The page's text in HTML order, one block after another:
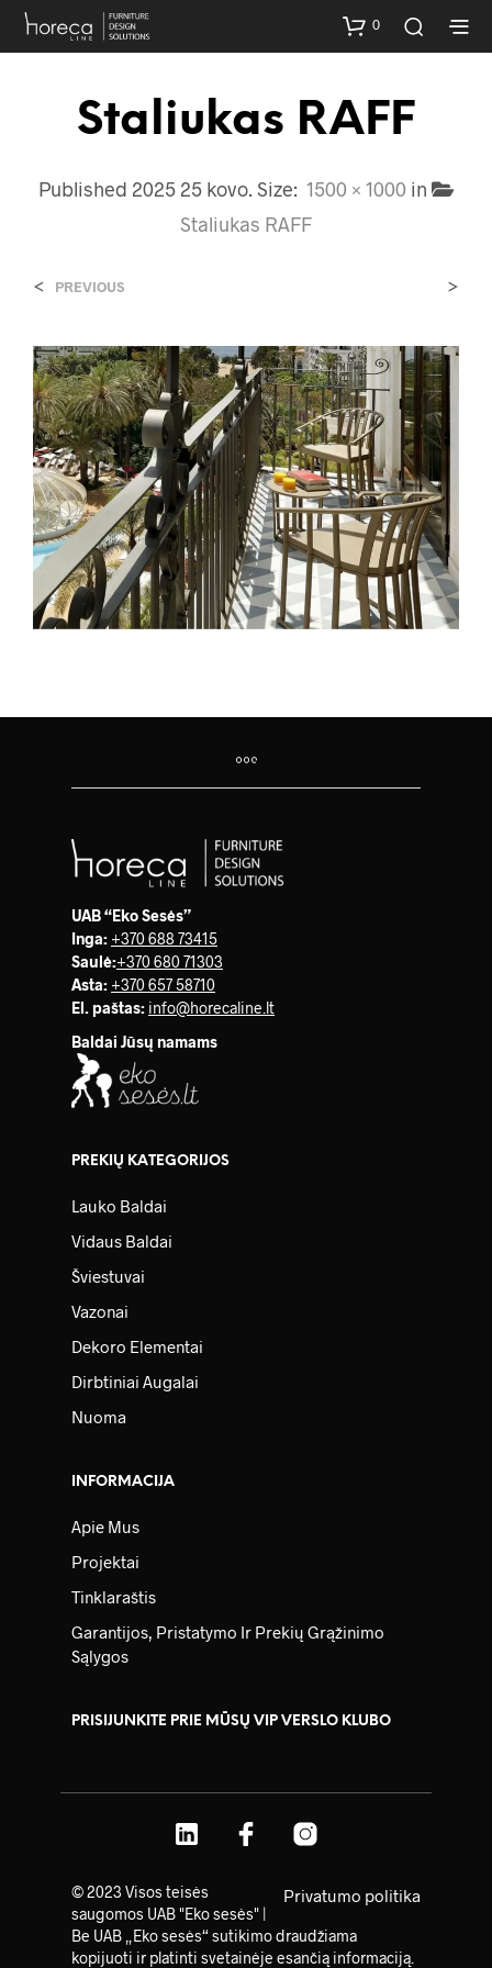
0
Staliukas RAFF
Published 2025 25 kovo. Size: 1500 × 1000 in
Staliukas RAFF
< PREVIOUS >
UAB “Eko Sesės”
Inga: +370 688 73415
Saulė:+370 680 71303
Asta: +370 657 58710
El. paštas: info@horecaline.lt
Baldai Jūsų namams
PREKIŲ KATEGORIJOS
Lauko Baldai
Vidaus Baldai
Šviestuvai
Vazonai
Dekoro Elementai
Dirbtiniai Augalai
Nuoma
INFORMACIJA
Apie Mus
Projektai
Tinklaraštis
Garantijos, Pristatymo Ir Prekių Grąžinimo
Sąlygos
PRISIJUNKITE PRIE MŪSŲ VIP VERSLO KLUBO
Privatumo politika
© 2023 Visos teisės
saugomos UAB "Eko sesės" |
Be UAB „Eko sesės“ sutikimo draudžiama
kopijuoti ir platinti svetainėje esančią informaciją.